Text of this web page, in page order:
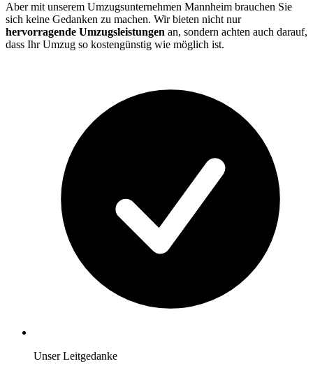
Aber mit unserem Umzugsunternehmen Mannheim brauchen Sie
sich keine Gedanken zu machen. Wir bieten nicht nur
hervorragende Umzugsleistungen an, sondern achten auch darauf,
dass Ihr Umzug so kostengünstig wie möglich ist.
Unser Leitgedanke